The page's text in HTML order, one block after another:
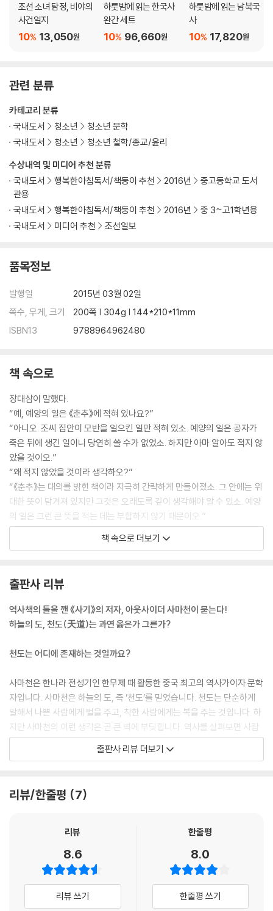
조선 소녀 탐정, 비야의
사건일지
13,050원
10%
하룻밤에 읽는 한국사
완간 세트
96,660원
10%
하룻밤에 읽는 남북국
사
17,820원
10%
관련 분류
수상내역 및 미디어 추천 분류
국내도서
행복한아침독서/책둥이 추천 2016년
중고등학교 도서
관용
국내도서
행복한아침독서/책둥이 추천 2016년
중 3~고1학년용
국내도서
미디어 추천 조선일보
카테고리 분류
국내도서
청소년
청소년 문학
국내도서
청소년 청소년 철학/종교/윤리
품목정보
발행일
2015년 03월 02일
쪽수, 무게, 크기
200쪽 | 304g | 144*210*11mm
ISBN13
9788964962480
책 속으로
장대삼이 말했다.
“예, 예양의 일은 《춘추》에 적혀 있나요?”
“아니오. 조씨 집안이 모반을 일으킨 일만 적혀 있소. 예양의 일은 공자가
죽은 뒤에 생긴 일이니 당연히 쓸 수가 없었소. 하지만 아마 알아도 적지 않
았을 것이오.”
“왜 적지 않았을 것이라 생각하오?”
“《춘추》는 대의를 밝힌 책이라 지극히 간략하게 만들어졌소. 그 안에는 위
대한 뜻이 담겨져 있지만 그것은 오래도록 깊이 생각해야 알 수 있소. 예양
의 일은 그런 큰 뜻을 적는 데는 부합하지 않기 때문이오.”
장대삼이 혀를 찼다.
“그. 그렇다면 결국은 예양의 일은 사람들에게서 잊힐 것이고, 예양은 헛되
사라지고 말 거고요. 이, 이게 과연 옳은 일인가요?”
“그렇소. 그래서 새로운 역사책이 필요한 것이오.”
사마천은 즉각 장대삼의 말에 공감해 주었다.
들이 재미있게 읽다가 스스로 느끼게끔 하는 것이 제일 좋은 일이라 할 수
있다. 억지로 외운 것은 잊어버리게 되지만 가슴으로 느낀 감동은 쉬이 사
라지지 않는 법. 즐겁고 재미있게 만들어진 이야기를 통해서 감동도 얻을
수 있다. 실제로 일어난 일을 통해서 느끼게 되는 감동과는 또 다른 것이다.
진실의 힘에 기댄 감동은 그 크기가 다르게 마련이다.
백이와 숙제의 이름은 공자에 의해서 남았고, 비록 그들은 불행하게 죽었
천도는 기록에 의해서 남게 된다. 천도는 글 속에 있는 것이다.
책 속으로 더보기
출판사 리뷰
역사책의 틀을 깬 《사기》의 저자, 아웃사이더 사마천이 묻는다!
하늘의 도, 천도(天道)는 과연 옳은가 그른가?
천도는 어디에 존재하는 것일까요?
사마천은 한나라 전성기인 한무제 때 활동한 중국 최고의 역사가이자 문학
자입니다. 사마천은 하늘의 도, 즉 ‘천도’를 믿었습니다. 천도는 단순하게
말해서 나쁜 사람에게 벌을 주고, 착한 사람에게는 복을 주는 것입니다. 하
지만 사마천의 이런 생각은 곧 큰 벽에 부딪힙니다. 역사를 살펴보면 사람
들이 꺼리는 일만 저지르는 악당이 대대손손 부귀영화를 누리는 일이 많습
니다. 한편, 바르지 않은 일을 아주 싫어하고 올곧은 삶을 살아 나가는 착한
한 의문이 수없이 들어 있습니다. 그리고 그에 대한 해답도 함께 들어 있습
의 명작으로 남게 된 것이지요. 천도에 대한 답을 찾아 그와 함께 역사 속으
역사책의 상투적인 틀을 깨 버리다
《사기》는 황제가 명하여 쓴 역사책이 아니라 궁형의 치욕을 딛고 사마천
출판사 리뷰 더보기
리뷰/한줄평 7
리뷰
8.6
리뷰 쓰기
한줄평
8.0
한줄평 쓰기